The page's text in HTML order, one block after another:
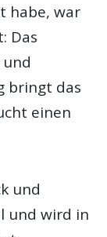
habe, war
Das
bringt das
einen
und
und wird in